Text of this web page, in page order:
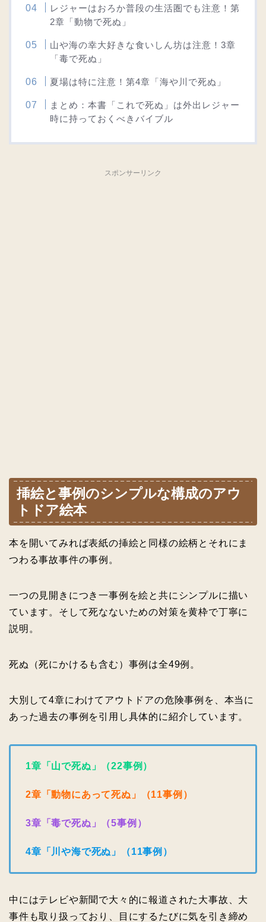
レジャーはおろか普段の生活圏でも注意！第
2章「動物で死ぬ」
山や海の幸大好きな食いしん坊は注意！3章
「毒で死ぬ」
夏場は特に注意！第4章「海や川で死ぬ」
まとめ：本書「これで死ぬ」は外出レジャー
時に持っておくべきバイブル
スポンサーリンク
挿絵と事例のシンプルな構成のアウ
トドア絵本
本を開いてみれば表紙の挿絵と同様の絵柄とそれにま
つわる事故事件の事例。
一つの見開きにつき一事例を絵と共にシンプルに描い
ています。そして死なないための対策を黄枠で丁寧に
説明。
死ぬ（死にかけるも含む）事例は全49例。
大別して4章にわけてアウトドアの危険事例を、本当に
あった過去の事例を引用し具体的に紹介しています。
1章「山で死ぬ」（22事例）
2章「動物にあって死ぬ」（11事例）
3章「毒で死ぬ」（5事例）
4章「川や海で死ぬ」（11事例）
中にはテレビや新聞で大々的に報道された大事故、大
事件も取り扱っており、目にするたびに気を引き締め